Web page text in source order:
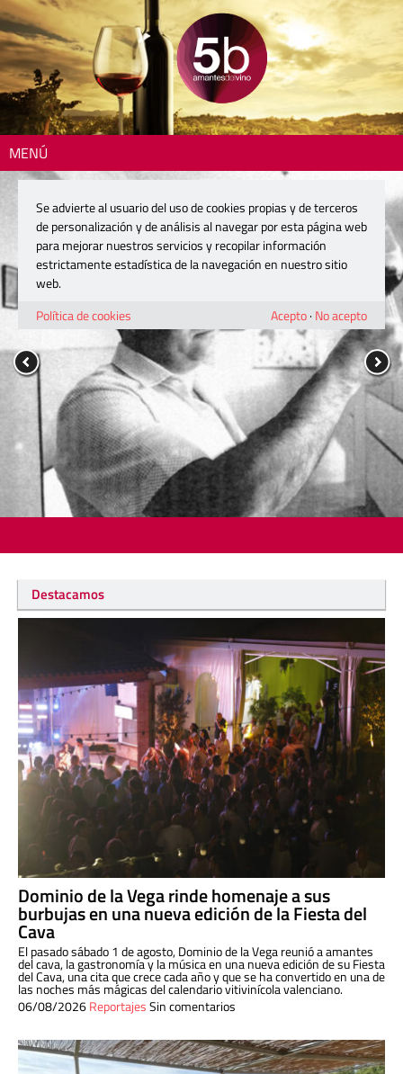
MENÚ
Destacamos
Dominio de la Vega rinde homenaje a sus
burbujas en una nueva edición de la Fiesta del
Cava
El pasado sábado 1 de agosto, Dominio de la Vega reunió a amantes
del cava, la gastronomía y la música en una nueva edición de su Fiesta
del Cava, una cita que crece cada año y que se ha convertido en una de
las noches más mágicas del calendario vitivinícola valenciano.
06/08/2026ReportajesSin comentarios
Se advierte al usuario del uso de cookies propias y de terceros
de personalización y de análisis al navegar por esta página web
para mejorar nuestros servicios y recopilar información
estrictamente estadística de la navegación en nuestro sitio
web.
Política de cookies
Acepto· No acepto